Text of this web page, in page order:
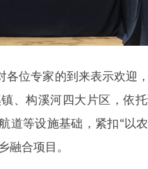
位专家的到来表示欢迎
、构溪河四大片区，依
道等设施基础，紧扣“以
融合项目。